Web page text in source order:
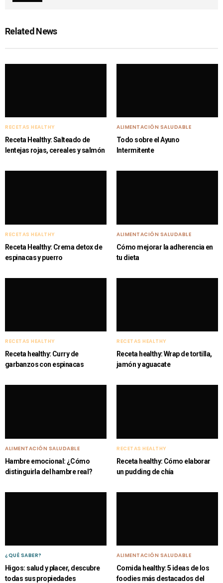
Related News
RECETAS HEALTHY
Receta Healthy: Salteado de
lentejas rojas, cereales y salmón
ALIMENTACIÓN SALUDABLE
Todo sobre el Ayuno
Intermitente
RECETAS HEALTHY
Receta Healthy: Crema detox de
espinacas y puerro
ALIMENTACIÓN SALUDABLE
Cómo mejorar la adherencia en
tu dieta
RECETAS HEALTHY
Receta healthy: Curry de
garbanzos con espinacas
RECETAS HEALTHY
Receta healthy: Wrap de tortilla,
jamón y aguacate
ALIMENTACIÓN SALUDABLE
Hambre emocional: ¿Cómo
distinguirla del hambre real?
RECETAS HEALTHY
Receta healthy: Cómo elaborar
un pudding de chía
¿QUÉ SABER?
Higos: salud y placer, descubre
todas sus propiedades
ALIMENTACIÓN SALUDABLE
Comida healthy: 5 ideas de los
foodies más destacados del